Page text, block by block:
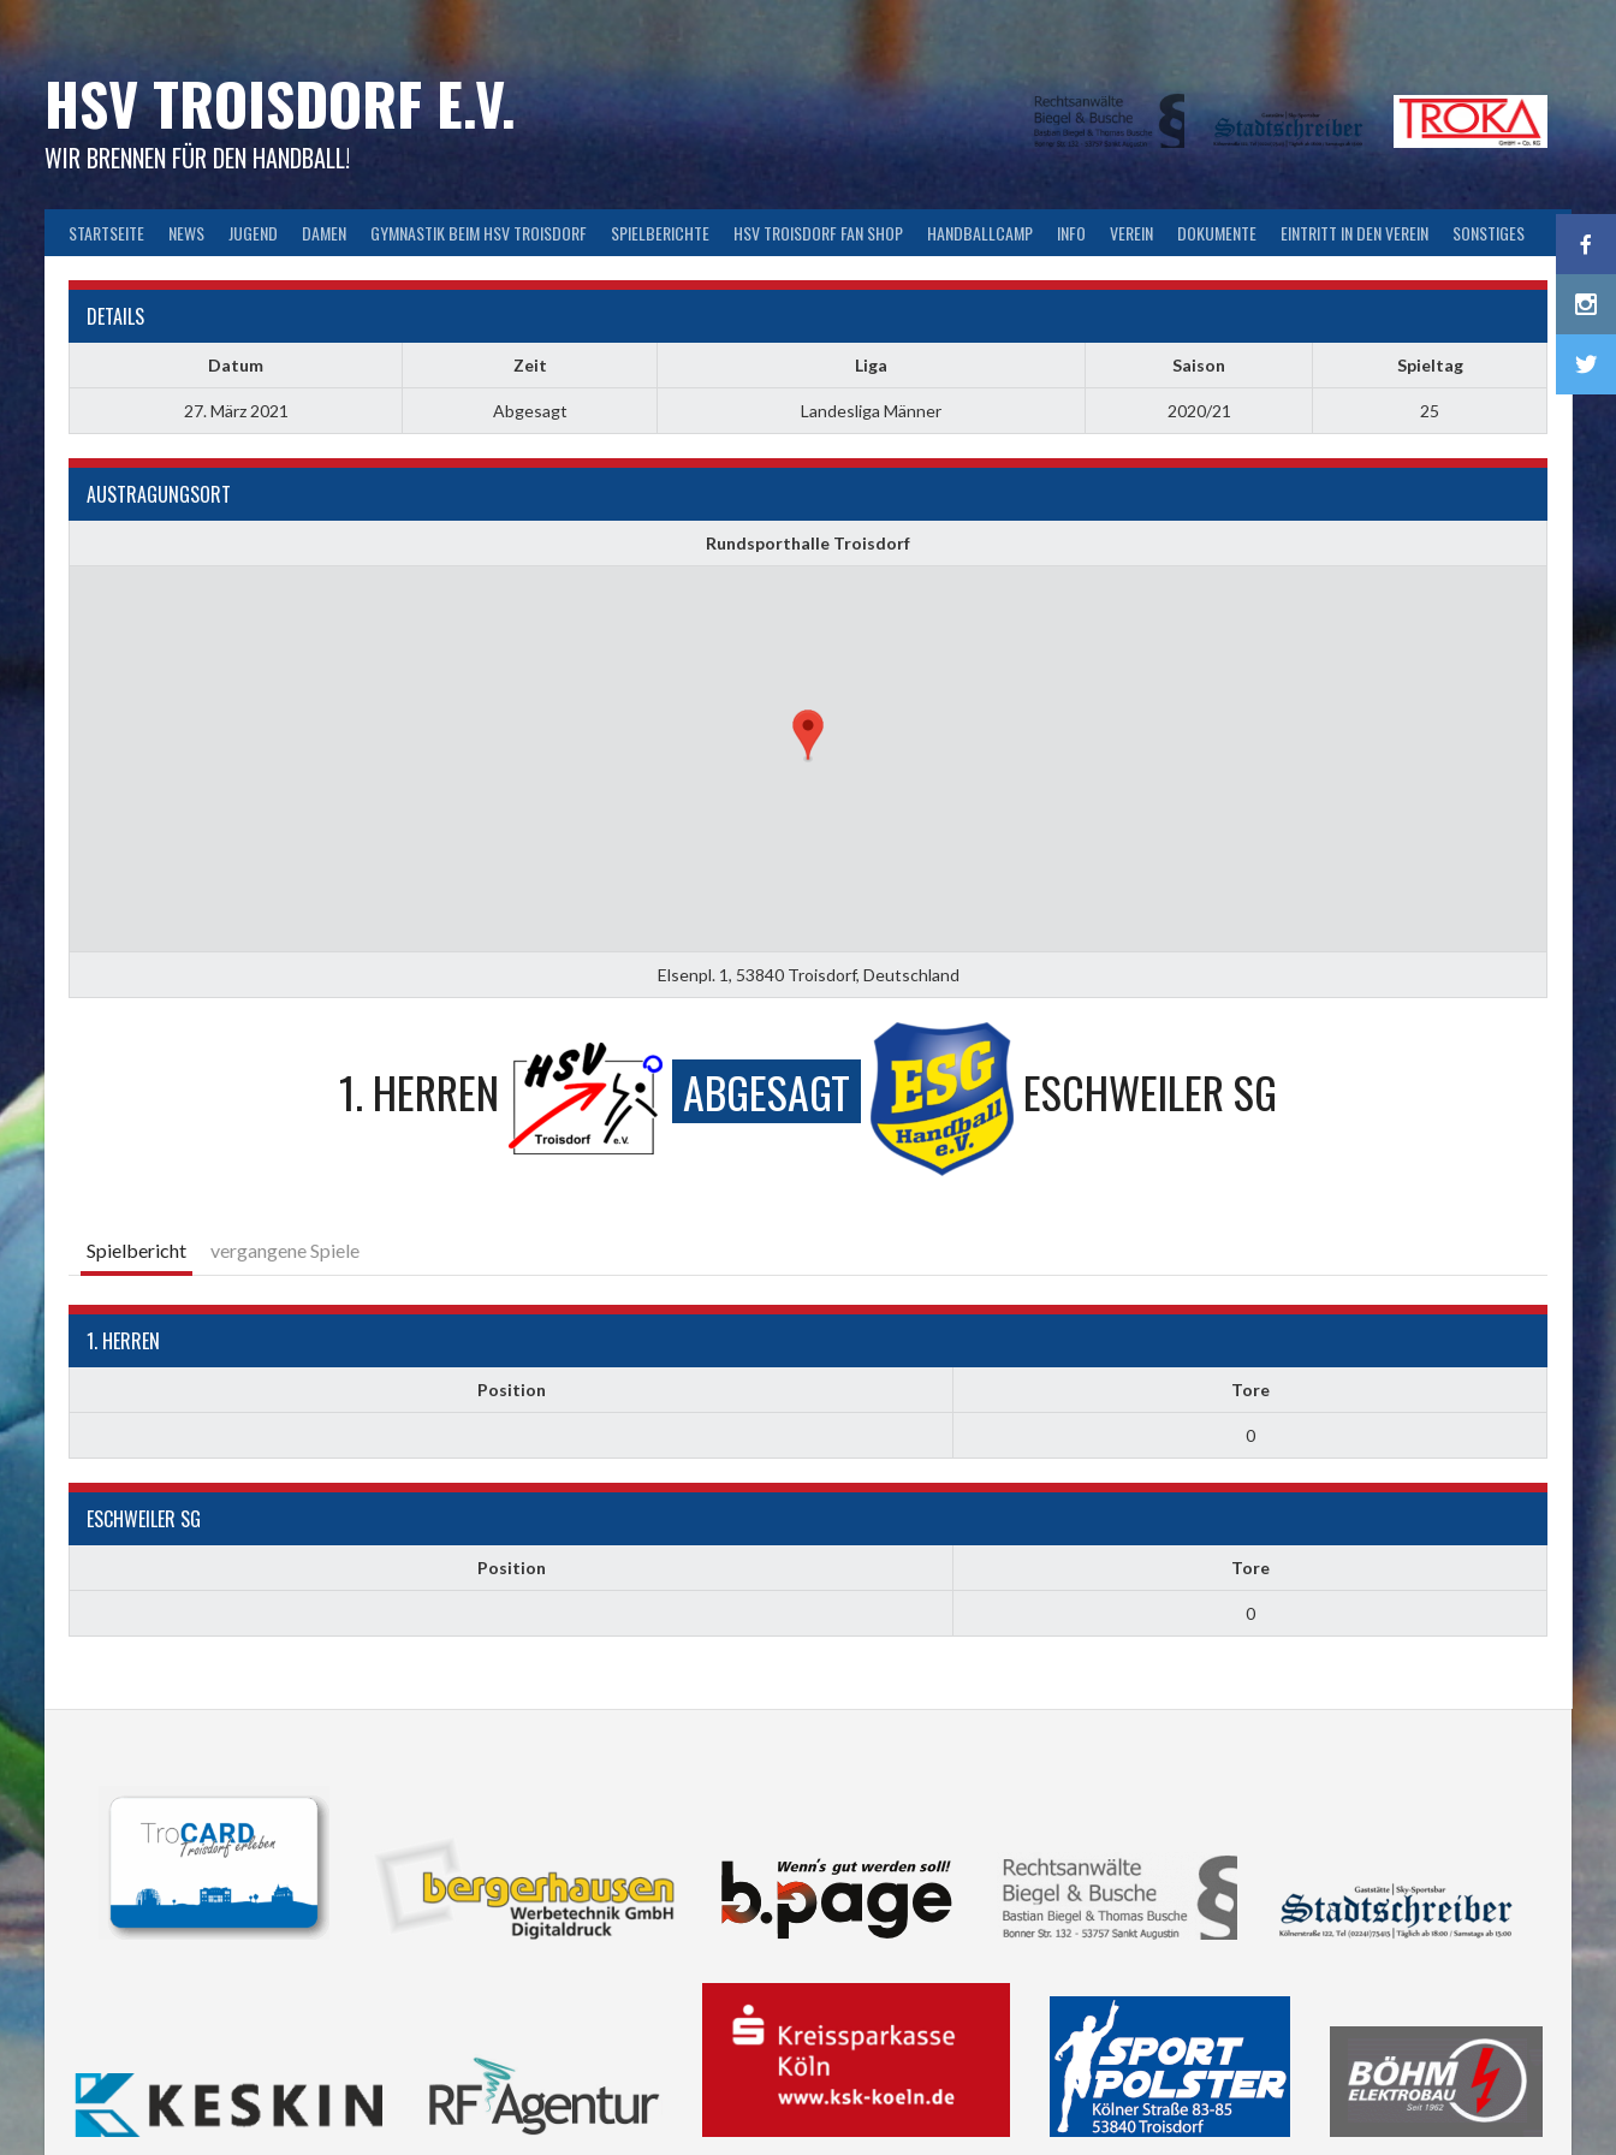
to
HSV TROISDORF E.V.
WIR BRENNEN FÜR DEN HANDBALL!
STARTSEITE NEWS JUGEND DAMEN GYMNASTIK BEIM HSV TROISDORF SPIELBERICHTE HSV TROISDORF FAN SHOP HANDBALLCAMP INFO VEREIN DOKUMENTE EINTRITT IN DEN VEREIN SONSTIGES
DETAILS
Datum Zeit Liga Saison Spieltag
27. März 2021 Abgesagt Landesliga Männer 2020/21 25
AUSTRAGUNGSORT
Rundsporthalle Troisdorf
Elsenpl. 1, 53840 Troisdorf, Deutschland
1. HERREN ABGESAGT ESCHWEILER SG
Spielbericht vergangene Spiele
1. HERREN
Position Tore
0
ESCHWEILER SG
Position Tore
0